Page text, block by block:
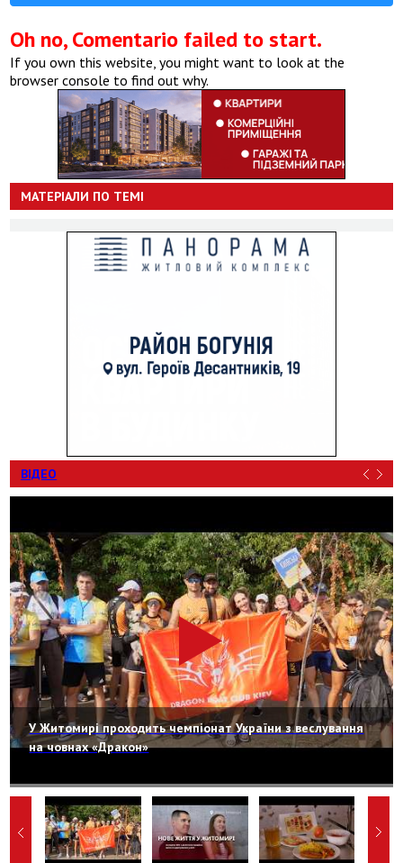
Oh no, Comentario failed to start.
If you own this website, you might want to look at the
browser console to find out why.
МАТЕРІАЛИ ПО ТЕМІ
ВІДЕО
У Житомирі проходить чемпіонат України з веслування
на човнах «Дракон»